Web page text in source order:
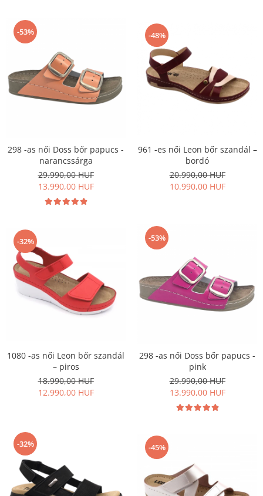
-53%
298 -as női Doss bőr papucs -
narancssárga
29.990,00 HUF
13.990,00 HUF
-48%
961 -es női Leon bőr szandál –
bordó
20.990,00 HUF
10.990,00 HUF
-32%
1080 -as női Leon bőr szandál
– piros
18.990,00 HUF
12.990,00 HUF
-53%
298 -as női Doss bőr papucs -
pink
29.990,00 HUF
13.990,00 HUF
-32% -45%